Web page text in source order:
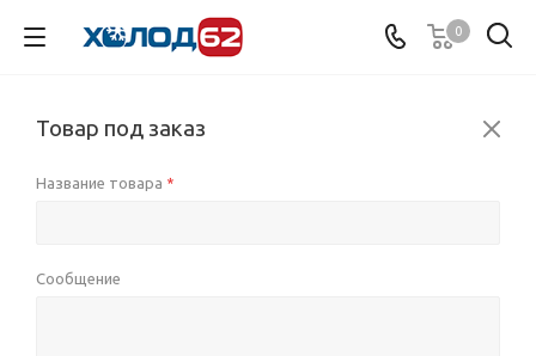
0
Товар под заказ
Название товара *
Сообщение